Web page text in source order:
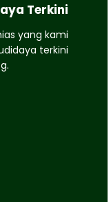
Terkini
yang kami
terkini